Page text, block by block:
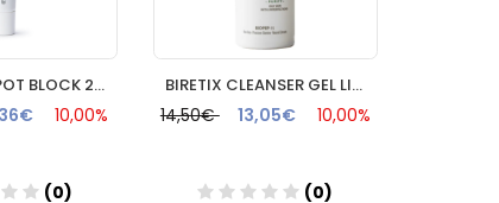
CERAMOL SPOT BLOCK 20ML FARMACIA NAVAS
10,00%
(0)
BIRETIX CLEANSER GEL LIMPIADOR PURIFICANTE 200 ML
14,50€ 13,05€ 10,00%
(0)